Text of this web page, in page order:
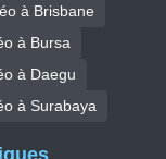
à Brisbane
à Bursa
à Daegu
à Surabaya